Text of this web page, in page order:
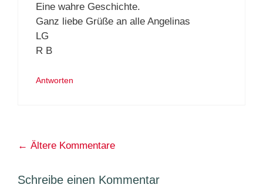
Eine wahre Geschichte.
Ganz liebe Grüße an alle Angelinas
LG
R B
Antworten
Kommentarnavigation
← Ältere Kommentare
Schreibe einen Kommentar